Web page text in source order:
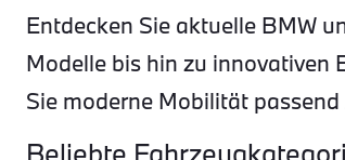
Entdecken Sie aktuelle BMW
Modelle bis hin zu innovativen
Sie moderne Mobilität